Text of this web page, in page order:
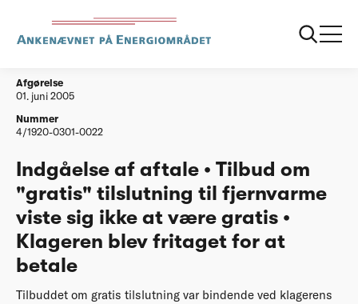
Afgørelser 20050601 Indgaeelse af aftale gratis tilbud
Afgørelse
01. juni 2005
Nummer
4/1920-0301-0022
Indgåelse af aftale • Tilbud om
"gratis" tilslutning til fjernvarme
viste sig ikke at være gratis •
Klageren blev fritaget for at
betale
Tilbuddet om gratis tilslutning var bindende ved klagerens